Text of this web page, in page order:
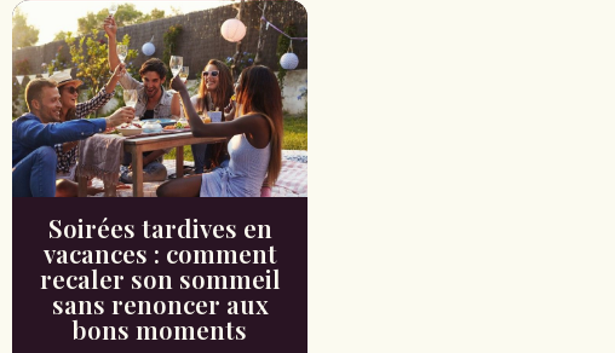
Soirées tardives en
vacances : comment
recaler son sommeil
sans renoncer aux
bons moments